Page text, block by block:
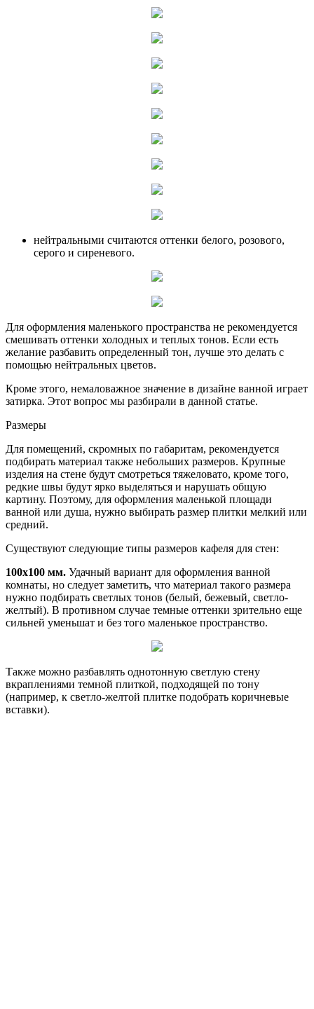
нейтральными считаются оттенки белого, розового,
серого и сиреневого.
Для оформления маленького пространства не рекомендуется
смешивать оттенки холодных и теплых тонов. Если есть
желание разбавить определенный тон, лучше это делать с
помощью нейтральных цветов.
Кроме этого, немаловажное значение в дизайне ванной играет
затирка. Этот вопрос мы разбирали в данной статье.
Размеры
Для помещений, скромных по габаритам, рекомендуется
подбирать материал также небольших размеров. Крупные
изделия на стене будут смотреться тяжеловато, кроме того,
редкие швы будут ярко выделяться и нарушать общую
картину. Поэтому, для оформления маленькой площади
ванной или душа, нужно выбирать размер плитки мелкий или
средний.
Существуют следующие типы размеров кафеля для стен:
100х100 мм. Удачный вариант для оформления ванной
комнаты, но следует заметить, что материал такого размера
нужно подбирать светлых тонов (белый, бежевый, светло-
желтый). В противном случае темные оттенки зрительно еще
сильней уменьшат и без того маленькое пространство.
Также можно разбавлять однотонную светлую стену
вкраплениями темной плиткой, подходящей по тону
(например, к светло-желтой плитке подобрать коричневые
вставки).